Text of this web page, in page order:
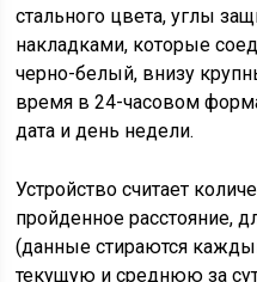
стального цвета, углы
накладками, которые
черно-белый, внизу
время в 24-часовом
дата и день недели.
Устройство считает
пройденное расстояние,
(данные стираются
текущую и среднюю за